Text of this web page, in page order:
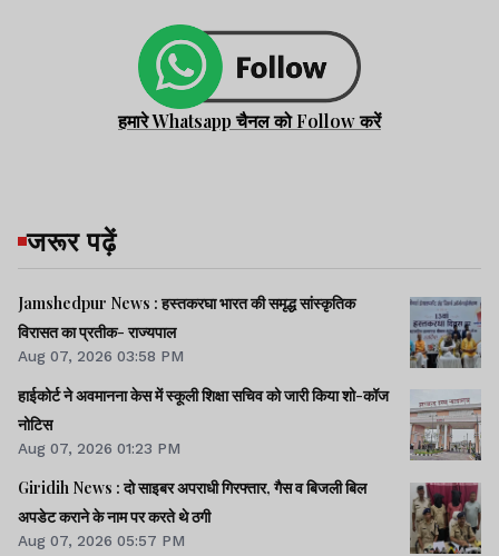
हमारे Whatsapp चैनल को Follow करें
जरूर पढ़ें
Jamshedpur News : हस्तकरघा भारत की समृद्ध सांस्कृतिक
विरासत का प्रतीक- राज्यपाल
Aug 07, 2026 03:58 PM
हाईकोर्ट ने अवमानना केस में स्कूली शिक्षा सचिव को जारी किया शो-कॉज
नोटिस
Aug 07, 2026 01:23 PM
Giridih News : दो साइबर अपराधी गिरफ्तार, गैस व बिजली बिल
अपडेट कराने के नाम पर करते थे ठगी
Aug 07, 2026 05:57 PM